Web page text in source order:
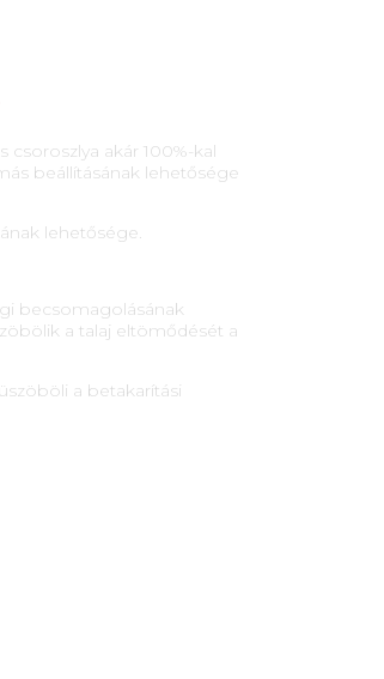
csoroszlya akár 100%-kal
beállításának lehetősége
lehetősége.
becsomagolásának
a talaj eltömődését a
a betakarítási